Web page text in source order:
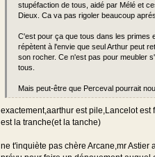
stupéfaction de tous, aidé par Mélé et
Dieux. Ca va pas rigoler beaucoup
C'est pour ça que tous dans les primes
répètent à l'envie que seul Arthur peut
son rocher. Ce n'est pas pour meubler
tous.
Mais peut-être que Perceval pourrait
exactement,aarthur est pile,Lancelot est
est la tranche(et la tanche)
ne t'inquiète pas chère Arcane,mr Astier